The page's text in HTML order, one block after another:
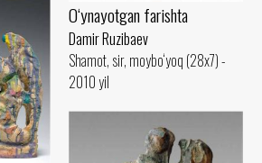
O‘ynayotgan farishta
Damir Ruzibaev
Shamot, sir, moybo‘yoq (28x7) -
2010 yil